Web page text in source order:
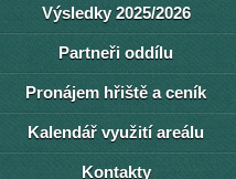
Výsledky 2025/2026
Partneři oddílu
Pronájem hřiště a ceník
Kalendář využití areálu
Kontakty